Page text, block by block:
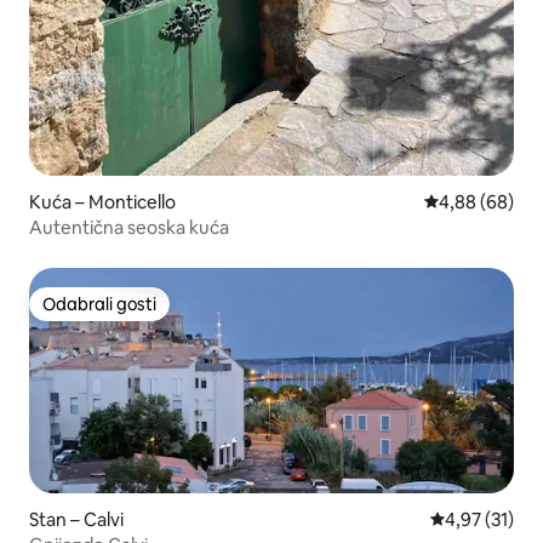
Kuća – Monticello Prosječna
4,88 (68)
Autentična seoska kuća
Odabrali gosti
Odabrali gosti
Stan – Calvi Prosječna
4,97 (31)